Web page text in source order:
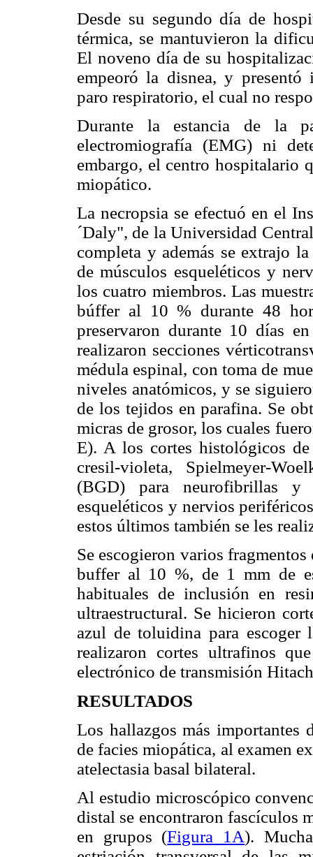
Desde su segundo día de
térmica, se mantuvieron la
El noveno día de su
empeoró la disnea, y
paro respiratorio, el cual no
Durante la estancia de la
electromiografía (EMG) ni
embargo, el centro
miopático.
La necropsia se efectuó en el
´Daly", de la Universidad
completa y además se extrajo
de músculos esqueléticos y
los cuatro miembros. Las
búffer al 10 % durante 48
preservaron durante 10 días
realizaron secciones
médula espinal, con toma de
niveles anatómicos, y se
de los tejidos en parafina. Se
micras de grosor, los cuales
E). A los cortes histológicos
cresil-violeta, Spielmeyer-
(BGD) para neurofibrillas y
esqueléticos y nervios
estos últimos también se les
Se escogieron varios
buffer al 10 %, de 1 mm de
habituales de inclusión en
ultraestructural. Se hicieron
azul de toluidina para escoger
realizaron cortes ultrafinos
electrónico de transmisión
RESULTADOS
Los hallazgos más importantes
de facies miopática, al examen
atelectasia basal bilateral.
Al estudio microscópico
distal se encontraron fascículos
en grupos (Figura 1A).